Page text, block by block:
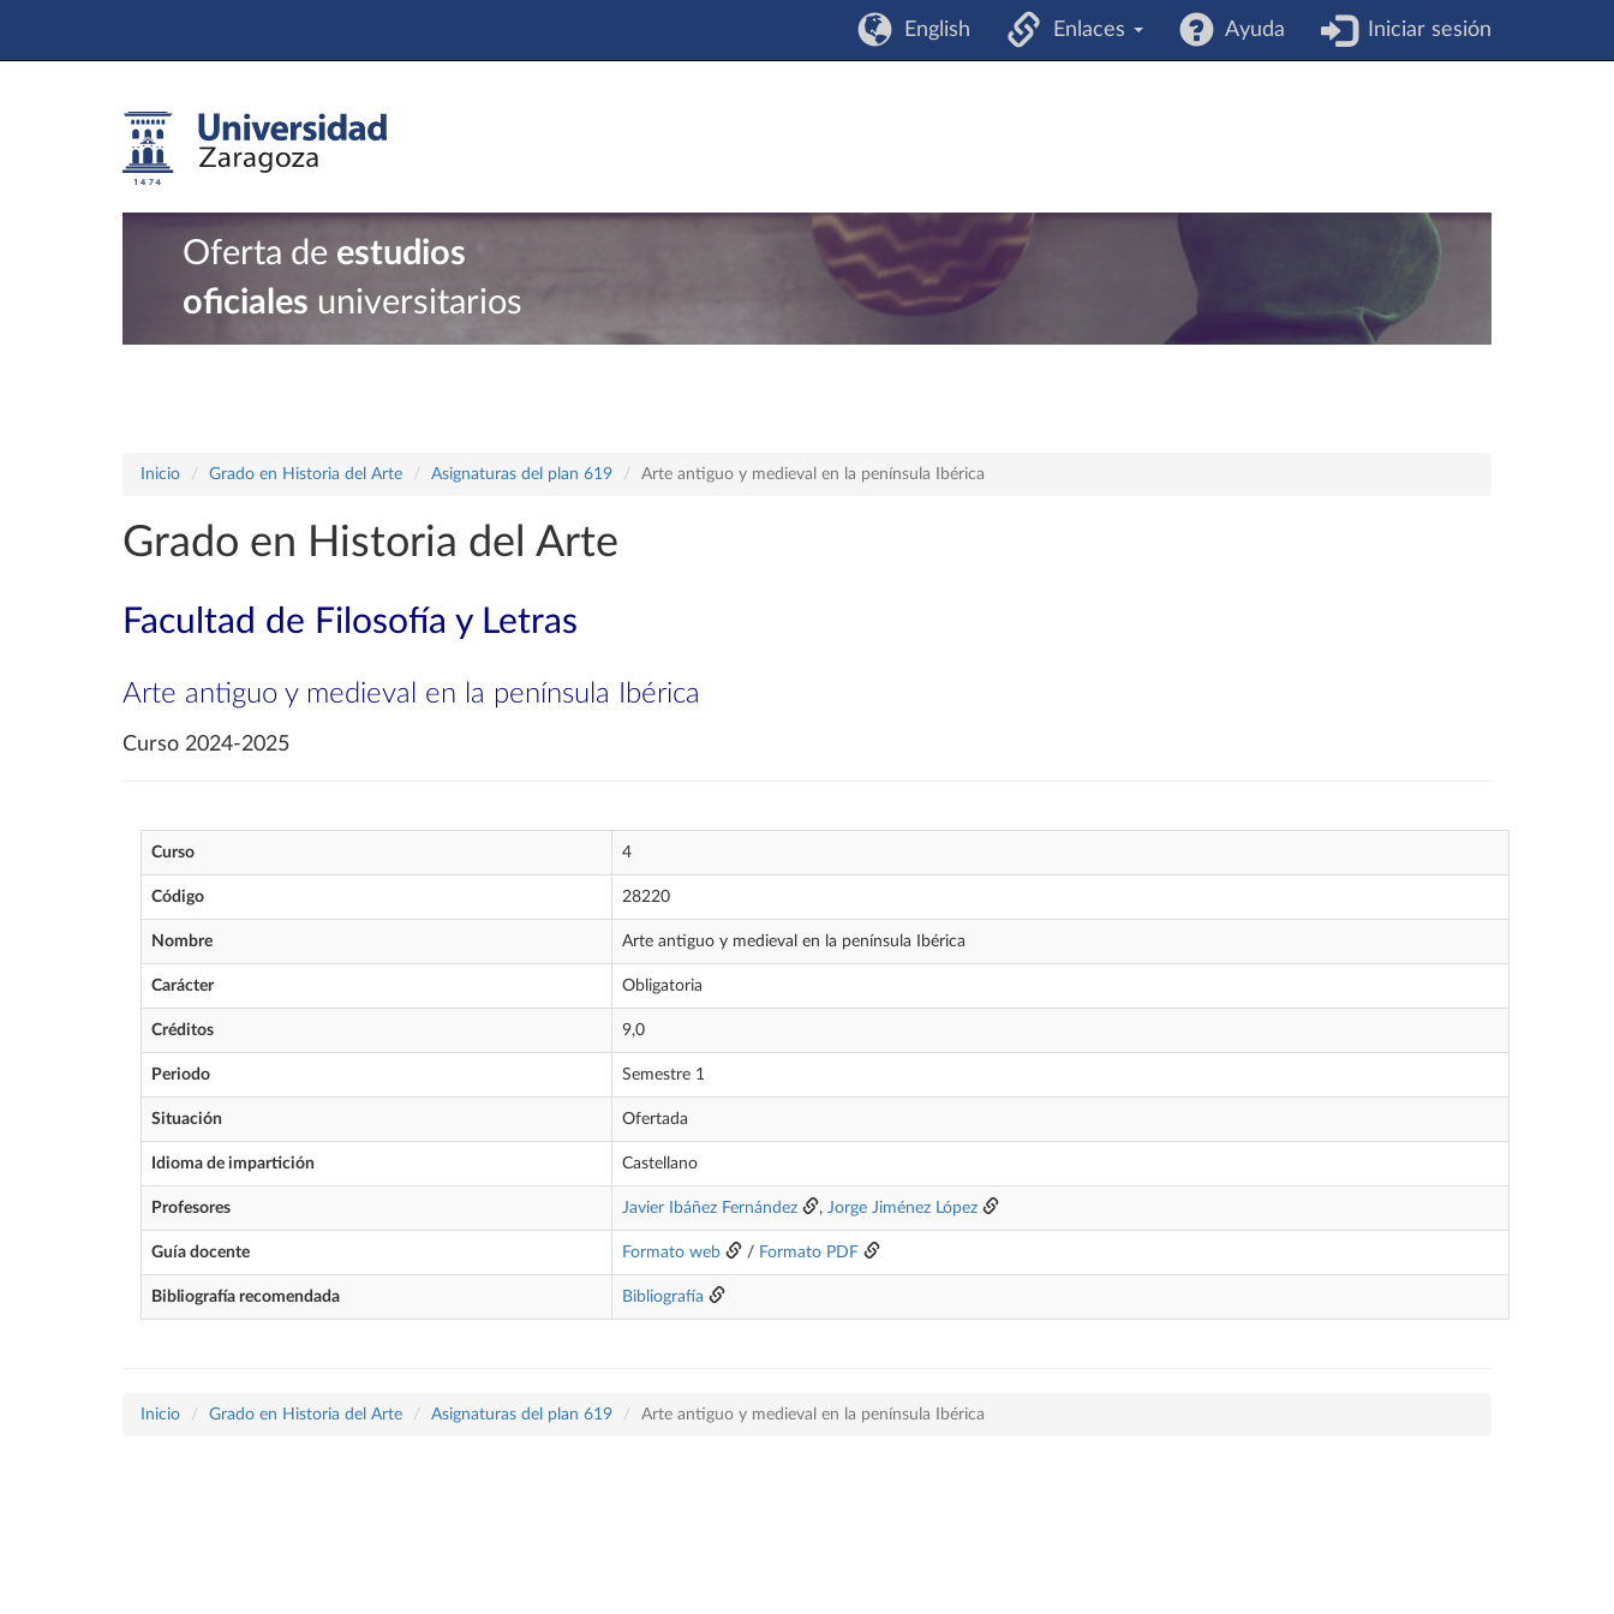
English Enlaces Ayuda Iniciar sesión
Oferta de estudios
oficiales universitarios
Inicio Grado en Historia del Arte Asignaturas del plan 619 Arte antiguo y medieval en la península Ibérica
Grado en Historia del Arte
Facultad de Filosofía y Letras
Arte antiguo y medieval en la península Ibérica
Curso 2024-2025
Curso 4
Código 28220
Nombre Arte antiguo y medieval en la península Ibérica
Carácter Obligatoria
Créditos 9,0
Periodo Semestre 1
Situación Ofertada
Idioma de impartición Castellano
Profesores Javier Ibáñez Fernández , Jorge Jiménez López
Guía docente Formato web / Formato PDF
Bibliografía recomendada Bibliografía
Inicio Grado en Historia del Arte Asignaturas del plan 619 Arte antiguo y medieval en la península Ibérica